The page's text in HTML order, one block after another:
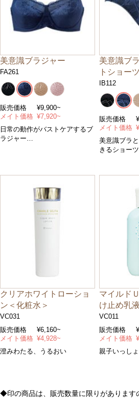
美意識ブラジャー
FA261
販売価格
¥9,900~
メイト価格 ¥7,920~
日常の動作がバストケアするブ
ラジャー
cm＊カラー/全４色
美意識ブ
トショーツ
IB112
販売価格
メイト価格
美意識ブラ
きるショーツ
クリアホワイトローショ
ン＜化粧水＞
VC031
販売価格
¥6,160~
メイト価格 ¥4,928~
澄みわたる、うるおい
マイルド
け止め乳
VC011
販売価格
メイト価格
親子いっし
◆印の商品は、販売数量に限りがあります